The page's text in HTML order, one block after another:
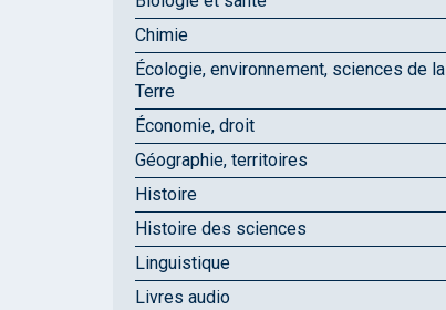
Chimie
Écologie, environnement, sciences de la
Terre
Économie, droit
Géographie, territoires
Histoire
Histoire des sciences
Linguistique
Livres audio